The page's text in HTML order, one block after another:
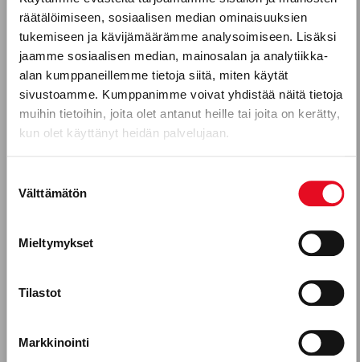
räätälöimiseen, sosiaalisen median ominaisuuksien
tukemiseen ja kävijämäärämme analysoimiseen. Lisäksi
jaamme sosiaalisen median, mainosalan ja analytiikka-
alan kumppaneillemme tietoja siitä, miten käytät
sivustoamme. Kumppanimme voivat yhdistää näitä tietoja
muihin tietoihin, joita olet antanut heille tai joita on kerätty,
kun olet käyttänyt heidän palvelujaan.
valinta
Välttämätön
Mieltymykset
Tilastot
Markkinointi
Katso kaikki reseptit
Puhelinnumero
Mitkä seuraavista aihealueista
kiinnostavat sinua?
Reseptit
Porokylän leipomo Oy, leipomoala